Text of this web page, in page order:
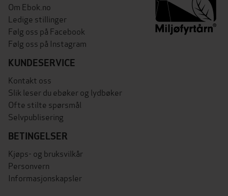
Om Ebok.no
Ledige stillinger
Følg oss på Facebook
Følg oss på Instagram
KUNDESERVICE
Kontakt oss
Slik leser du ebøker og lydbøker
Ofte stilte spørsmål
Selvpublisering
BETINGELSER
Kjøps- og bruksvilkår
Personvern
Informasjonskapsler